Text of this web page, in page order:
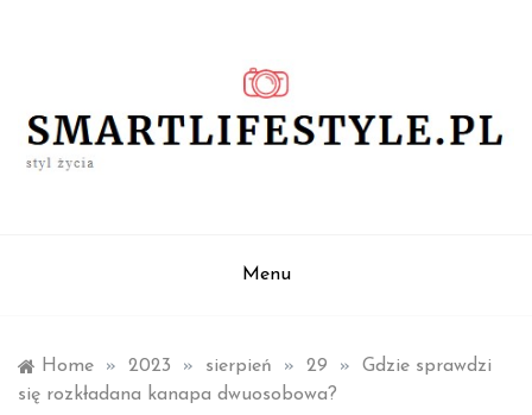
Menu
Home » 2023 » sierpień » 29 »
Gdzie sprawdzi
się rozkładana kanapa dwuosobowa?